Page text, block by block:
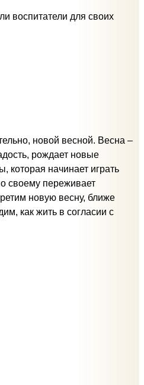
воспитатели для своих
новой весной. Весна –
рождает новые
начинает играть
своему переживает
новую весну, ближе
как жить в согласии с